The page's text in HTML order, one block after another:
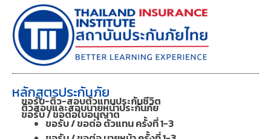
หลักสูตรประกันภัย
ขอรับ-ติว-สอบตัวแทนประกันชีวิต
ติวสอบและสอบนายหน้าประกันภัย
ขอรับ / ขอต่อใบอนุญาต
ขอรับ / ขอต่อ ตัวแทน ครั้งที่ 1-3